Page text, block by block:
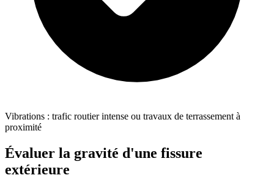
Vibrations : trafic routier intense ou travaux de terrassement à
proximité
Évaluer la gravité d'une fissure
extérieure